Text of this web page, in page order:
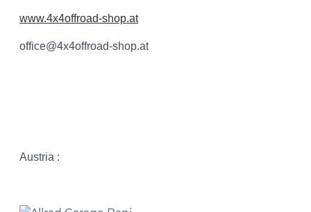
www.4x4offroad-shop.at
office@4x4offroad-shop.at
Austria :